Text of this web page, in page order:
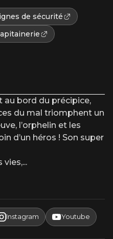
de sécurité
au bord du précipice,
du mal triomphent un
l’orphelin et les
d’un héros ! Son super
vies,...
Instagram Youtube